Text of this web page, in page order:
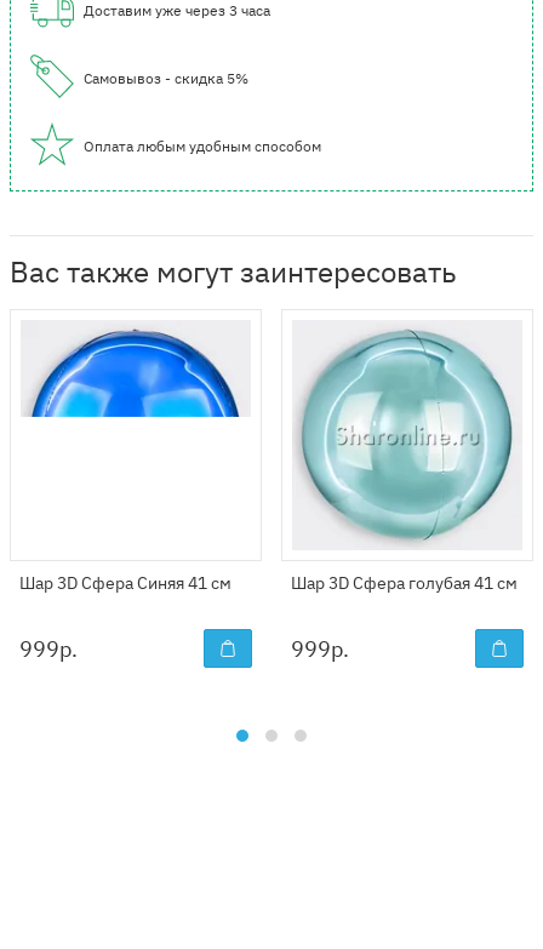
Доставим уже через 3 часа
Самовывоз - скидка 5%
Оплата любым удобным способом
Вас также могут заинтересовать
Шар 3D Сфера Синяя 41 см
999р.
Шар 3D Сфера голубая 41 см
999р.